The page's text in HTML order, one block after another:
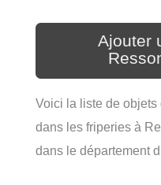
Ajouter
Voici la liste de
dans les friperies à
dans le département